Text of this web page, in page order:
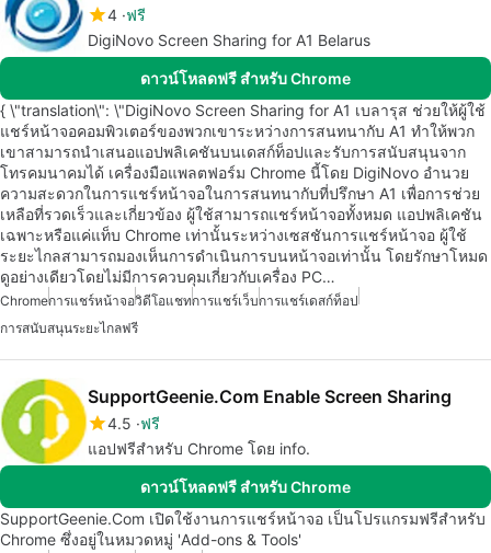
4 ฟรี
DigiNovo Screen Sharing for A1 Belarus
ดาวน์โหลดฟรี สำหรับ Chrome
{ \"translation\": \"DigiNovo Screen Sharing for A1 เบลารุส ช่วยให้ผู้ใช้
แชร์หน้าจอคอมพิวเตอร์ของพวกเขาระหว่างการสนทนากับ A1 ทำให้พวก
เขาสามารถนำเสนอแอปพลิเคชันบนเดสก์ท็อปและรับการสนับสนุนจาก
โทรคมนาคมได้ เครื่องมือแพลตฟอร์ม Chrome นี้โดย DigiNovo อำนวย
ความสะดวกในการแชร์หน้าจอในการสนทนากับที่ปรึกษา A1 เพื่อการช่วย
เหลือที่รวดเร็วและเกี่ยวข้อง ผู้ใช้สามารถแชร์หน้าจอทั้งหมด แอปพลิเคชัน
เฉพาะหรือแค่แท็บ Chrome เท่านั้นระหว่างเซสชันการแชร์หน้าจอ ผู้ใช้
ระยะไกลสามารถมองเห็นการดำเนินการบนหน้าจอเท่านั้น โดยรักษาโหมด
ดูอย่างเดียวโดยไม่มีการควบคุมเกี่ยวกับเครื่อง PC…
Chromeการแชร์หน้าจอวิดีโอแชทการแชร์เว็บการแชร์เดสก์ท็อป
การสนับสนุนระยะไกลฟรี
SupportGeenie.Com Enable Screen Sharing
4.5 ฟรี
แอปฟรีสำหรับ Chrome โดย info.
ดาวน์โหลดฟรี สำหรับ Chrome
SupportGeenie.Com เปิดใช้งานการแชร์หน้าจอ เป็นโปรแกรมฟรีสำหรับ
Chrome ซึ่งอยู่ในหมวดหมู่ 'Add-ons & Tools'